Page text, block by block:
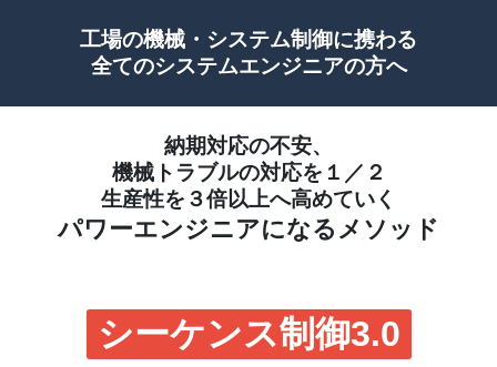
工場の機械・システム制御に携わる
全てのシステムエンジニアの方へ
納期対応の不安、
機械トラブルの対応を１／２
生産性を３倍以上へ高めていく
パワーエンジニアになるメソッド
シーケンス制御3.0